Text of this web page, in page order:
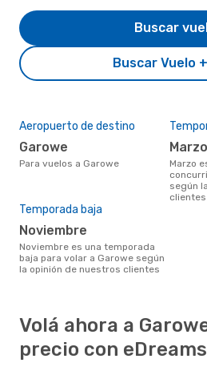
Buscar Vuelo
Buscar
Aeropuerto de destino
Garowe
Para vuelos a Garowe
marzo
marzo es una época muy
según
clientes
Temporada baja
noviembre
noviembre es una temporada
baja para volar a Garowe según
la opinión de nuestros clientes
Volá ahora a
precio con eDreams